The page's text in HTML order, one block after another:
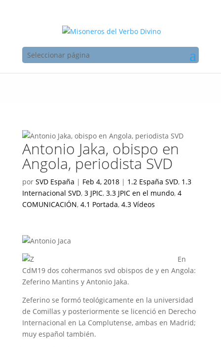
Seleccionar página
Antonio Jaka, obispo en
Angola, periodista SVD
por SVD España | Feb 4, 2018| 1.2 España SVD, 1.3
Internacional SVD, 3 JPIC, 3.3 JPIC en el mundo, 4
COMUNICACIÓN, 4.1 Portada, 4.3 Vídeos
En
CdM19 dos cohermanos svd obispos de y en Angola:
Zeferino Mantins y Antonio Jaka.
Zeferino se formó teológicamente en la universidad
de Comillas y posteriormente se licenció en Derecho
Internacional en La Complutense, ambas en Madrid;
muy español también.